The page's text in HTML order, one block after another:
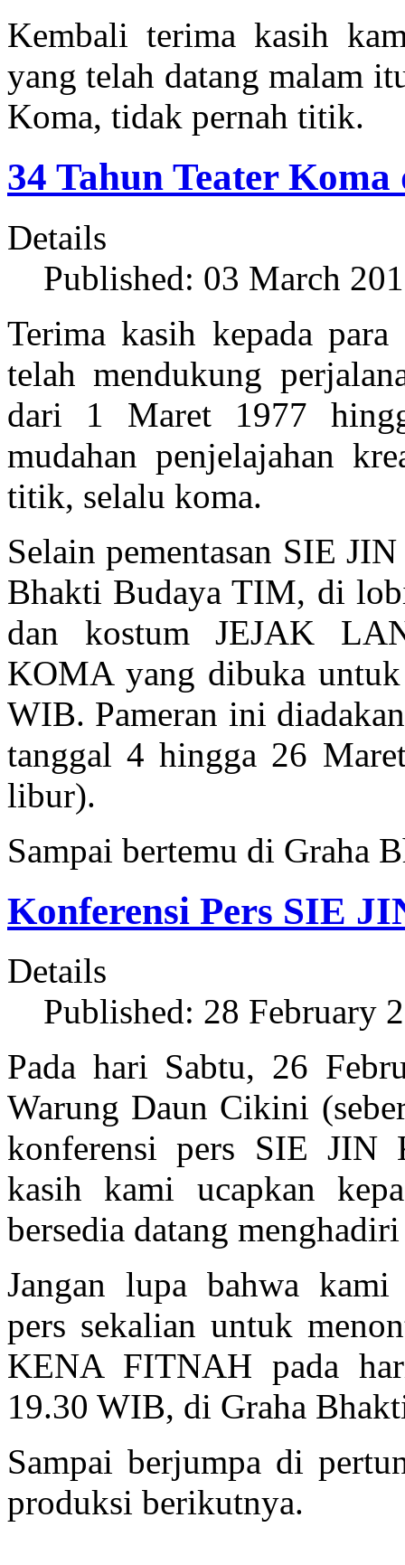
Kembali terima kasih
yang telah datang malam
Koma, tidak pernah titik.
34 Tahun Teater Koma
Details
Published: 03 March
Terima kasih kepada
telah mendukung
dari 1 Maret 1977
mudahan penjelajahan
titik, selalu koma.
Selain pementasan SIE
Bhakti Budaya TIM, di
dan kostum JEJAK
KOMA yang dibuka
WIB. Pameran ini
tanggal 4 hingga 26
libur).
Sampai bertemu di Graha
Konferensi Pers SIE
Details
Published: 28 February
Pada hari Sabtu, 26
Warung Daun Cikini
konferensi pers SIE
kasih kami ucapkan
bersedia datang
Jangan lupa bahwa kami
pers sekalian untuk
KENA FITNAH pada
19.30 WIB, di Graha
Sampai berjumpa di
produksi berikutnya.